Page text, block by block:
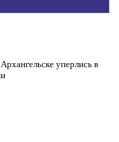
уперлись в